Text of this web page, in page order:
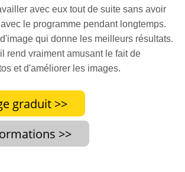
avec eux tout de suite sans avoir
le programme pendant longtemps.
qui donne les meilleurs résultats.
rend vraiment amusant le fait de
et d'améliorer les images.